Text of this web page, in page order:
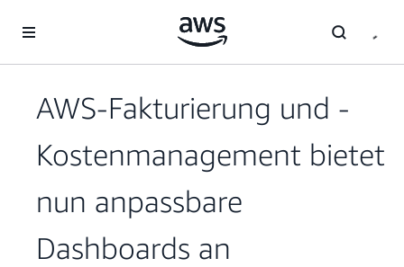
Überspringen zum Hauptinhalt
AWS-Fakturierung und -
Kostenmanagement bietet
nun anpassbare
Dashboards an